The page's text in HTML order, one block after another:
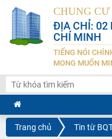
CHUNG
ĐỊA CHỈ: 02
CHÍ MINH
TIẾNG NÓI
MONG MUỐN
Trang chủ Tin từ